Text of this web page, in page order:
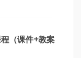
（课件+教案